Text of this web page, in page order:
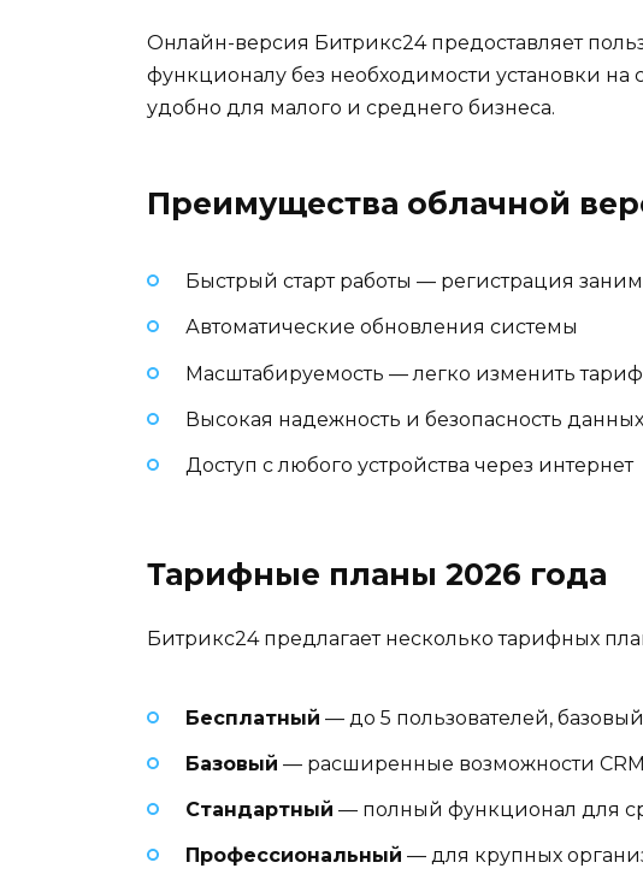
Онлайн-версия Битрикс24 предоставляет
функционалу без необходимости установки на
удобно для малого и среднего бизнеса.
Преимущества облачной
Быстрый старт работы — регистрация
Автоматические обновления системы
Масштабируемость — легко изменить
Высокая надежность и безопасность данных
Доступ с любого устройства через интернет
Тарифные планы 2026 года
Битрикс24 предлагает несколько тарифных
Бесплатный — до 5 пользователей,
Базовый — расширенные возможности CRM
Стандартный — полный функционал для
Профессиональный — для крупных